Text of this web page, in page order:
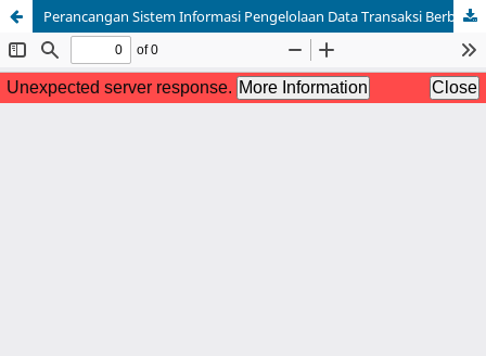
Perancangan Sistem Informasi Pengelolaan Data Transaksi Berbasis Java Pada Bengkel Chandra Las